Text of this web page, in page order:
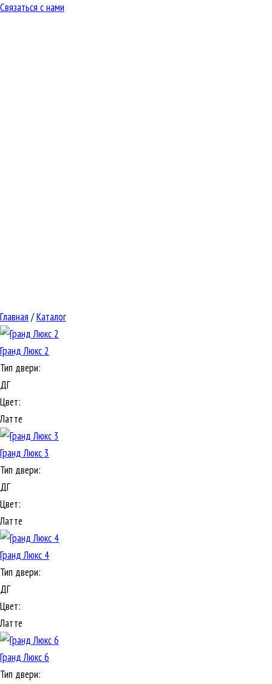
Связаться с нами
Главная /Каталог
Гранд Люкс 2
Тип двери:
ДГ
Цвет:
Латте
Гранд Люкс 3
Тип двери:
ДГ
Цвет:
Латте
Гранд Люкс 4
Тип двери:
ДГ
Цвет:
Латте
Гранд Люкс 6
Тип двери: